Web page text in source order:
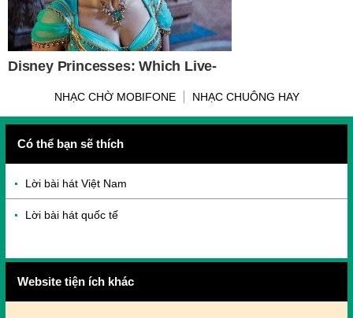
NHẠC CHỜ MOBIFONE NHẠC CHUÔNG HAY
Có thể bạn sẽ thích
Lời bài hát Việt Nam
Lời bài hát quốc tế
Website tiện ích khác